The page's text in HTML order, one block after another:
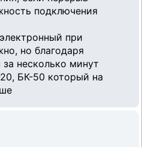
подключения
при
но благодаря
за несколько минут
БК-50 который на